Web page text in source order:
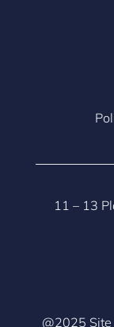
11 – 13
@2025